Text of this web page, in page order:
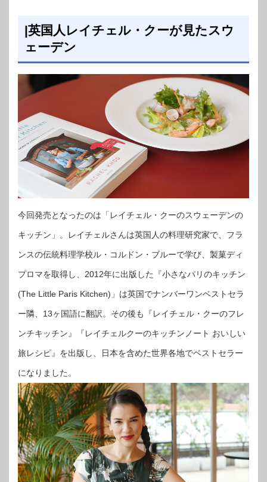
|英国人レイチェル・クーが見たスウ
ェーデン
今回発売となったのは「レイチェル・クーのスウェーデンの
キッチン」。レイチェルさんは英国人の料理研究家で、フラ
ンスの伝統料理学校ル・コルドン・ブルーで学び、製菓ディ
プロマを取得し、2012年に出版した『小さなパリのキッチン
(The Little Paris Kitchen)」は英国でナンバーワンベストセラ
ー隣、13ヶ国語に翻訳。その後も『レイチェル・クーのフレ
ンチキッチン』『レイチェルクーのキッチンノート おいしい
旅レシピ』を出版し、日本を含めた世界各地でベストセラー
になりました。